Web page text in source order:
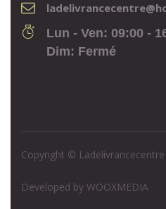
Lun - Ven: 09:00 -
Dim: Fermé
Copyright ©
Developed by WOOXMEDIA